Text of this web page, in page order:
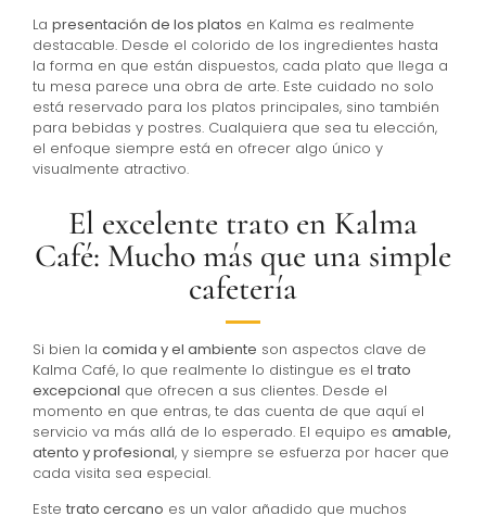
La presentación de los platos en Kalma es realmente
destacable. Desde el colorido de los ingredientes hasta
la forma en que están dispuestos, cada plato que llega a
tu mesa parece una obra de arte. Este cuidado no solo
está reservado para los platos principales, sino también
para bebidas y postres. Cualquiera que sea tu elección,
el enfoque siempre está en ofrecer algo único y
visualmente atractivo.
El excelente trato en Kalma
Café: Mucho más que una simple
cafetería
Si bien la comida y el ambiente son aspectos clave de
Kalma Café, lo que realmente lo distingue es el trato
excepcional que ofrecen a sus clientes. Desde el
momento en que entras, te das cuenta de que aquí el
servicio va más allá de lo esperado. El equipo es amable,
atento y profesional, y siempre se esfuerza por hacer que
cada visita sea especial.
Este trato cercano es un valor añadido que muchos